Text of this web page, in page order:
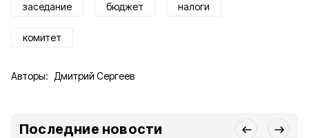
заседание бюджет налоги
комитет
Авторы: Дмитрий Сергеев
Последние новости